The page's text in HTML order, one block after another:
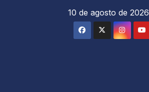
10 de agosto de 2026